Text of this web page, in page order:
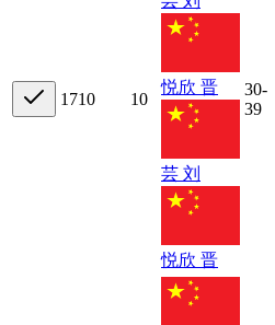
1710 10
悦欣 晋
芸 刘
悦欣 晋
30-
39